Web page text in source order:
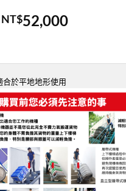
原
格：
NT$55,000。
NT$52,000目
格：